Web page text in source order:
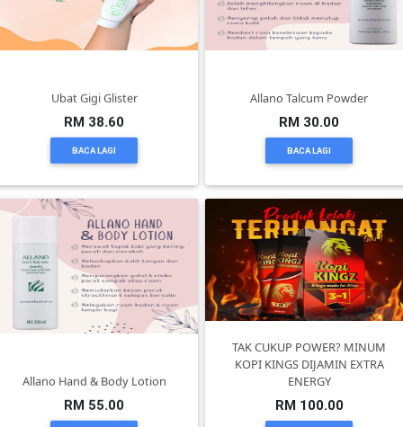
Ubat Gigi Glister
RM 38.60
BACA LAGI
Allano Talcum Powder
RM 30.00
BACA LAGI
Allano Hand & Body Lotion
RM 55.00
TAK CUKUP POWER? MINUM
KOPI KINGS DIJAMIN EXTRA
ENERGY
RM 100.00
PUTRAJAYA(9)
LABUAN(2)
MALAYSIA(82)
INDONESIA(1)
SINGAPORE(0)